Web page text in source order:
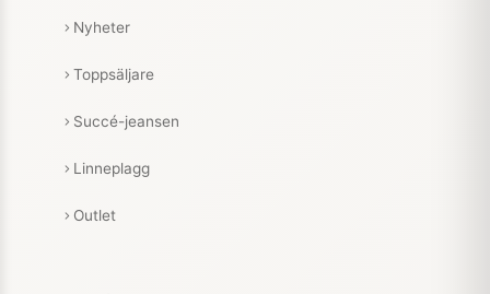
Nyheter
Toppsäljare
Succé-jeansen
Linneplagg
Outlet